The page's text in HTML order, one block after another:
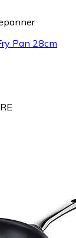
Pan 28cm